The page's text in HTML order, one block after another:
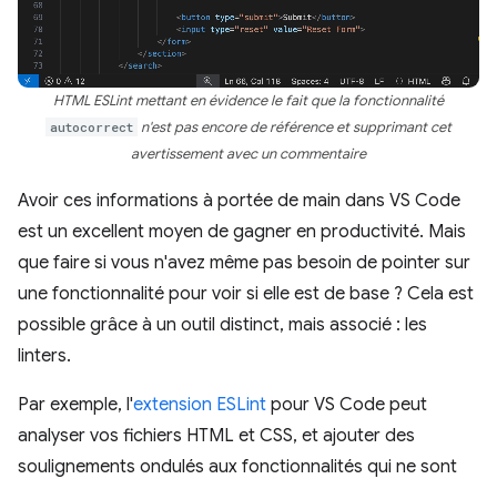
HTML ESLint mettant en évidence le fait que la fonctionnalité
autocorrect n'est pas encore de référence et supprimant cet
avertissement avec un commentaire
Avoir ces informations à portée de main dans VS Code
est un excellent moyen de gagner en productivité. Mais
que faire si vous n'avez même pas besoin de pointer sur
une fonctionnalité pour voir si elle est de base ? Cela est
possible grâce à un outil distinct, mais associé : les
linters.
Par exemple, l'extension ESLint pour VS Code peut
analyser vos fichiers HTML et CSS, et ajouter des
soulignements ondulés aux fonctionnalités qui ne sont